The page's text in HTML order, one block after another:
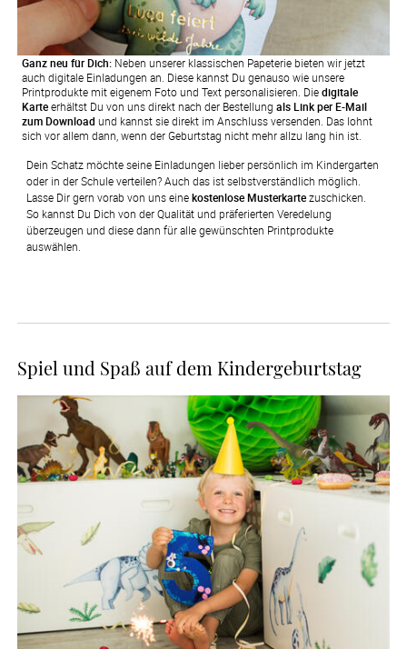
Ganz neu für Dich: Neben unserer klassischen Papeterie bieten wir jetzt
auch digitale Einladungen an. Diese kannst Du genauso wie unsere
Printprodukte mit eigenem Foto und Text personalisieren. Diedigitale
Karteerhältst Du von uns direkt nach der Bestellung als Link per E-Mail
zum Download und kannst sie direkt im Anschluss versenden. Das lohnt
sich vor allem dann, wenn der Geburtstag nicht mehr allzu lang hin ist.
Dein Schatz möchte seine Einladungen lieber persönlich im Kindergarten
oder in der Schule verteilen? Auch das ist selbstverständlich möglich.
Lasse Dir gern vorab von uns eine kostenlose Musterkarte zuschicken.
So kannst Du Dich von der Qualität und präferierten Veredelung
überzeugen und diese dann für alle gewünschten Printprodukte
auswählen.
Spiel und Spaß auf dem Kindergeburtstag